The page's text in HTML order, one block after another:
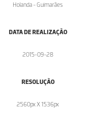
Holanda - Guimarães
DATA DE REALIZAÇÃO
2015-09-28
RESOLUÇÃO
2560px X 1536px